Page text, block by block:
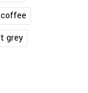
grey